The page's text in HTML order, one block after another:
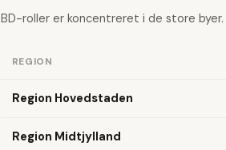
BD-roller er koncentreret i de store byer.
REGION
Region Hovedstaden
Region Midtjylland